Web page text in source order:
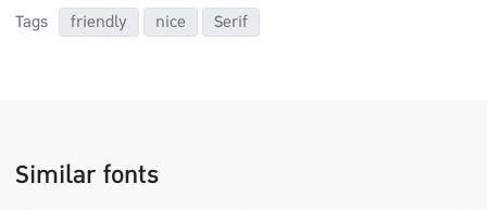
Tags friendly nice Serif
Similar fonts